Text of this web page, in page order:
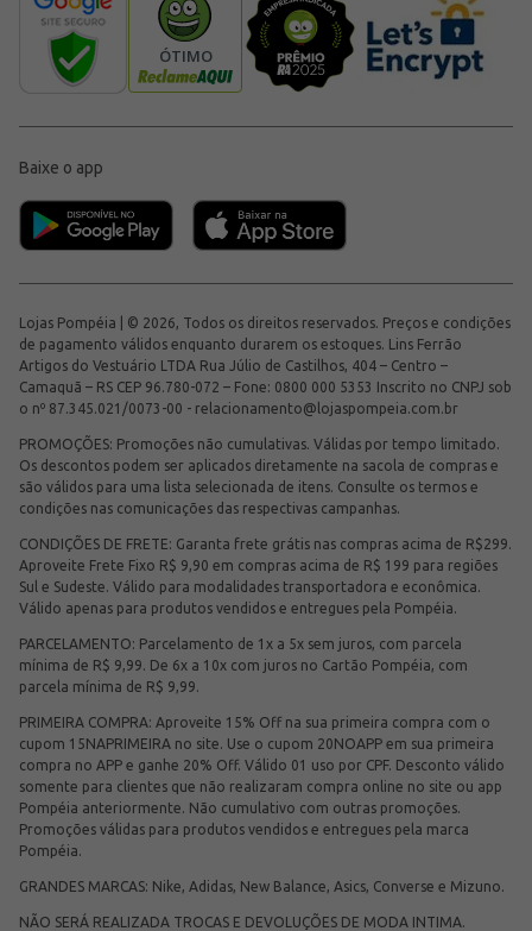
Baixe o app
Lojas Pompéia | © 2026, Todos os direitos reservados. Preços e condições
de pagamento válidos enquanto durarem os estoques. Lins Ferrão
Artigos do Vestuário LTDA Rua Júlio de Castilhos, 404 – Centro –
Camaquã – RS CEP 96.780-072 – Fone: 0800 000 5353 Inscrito no CNPJ sob
o nº 87.345.021/0073-00 - relacionamento@lojaspompeia.com.br
PROMOÇÕES: Promoções não cumulativas. Válidas por tempo limitado.
Os descontos podem ser aplicados diretamente na sacola de compras e
são válidos para uma lista selecionada de itens. Consulte os termos e
condições nas comunicações das respectivas campanhas.
CONDIÇÕES DE FRETE: Garanta frete grátis nas compras acima de R$299.
Aproveite Frete Fixo R$ 9,90 em compras acima de R$ 199 para regiões
Sul e Sudeste. Válido para modalidades transportadora e econômica.
Válido apenas para produtos vendidos e entregues pela Pompéia.
PARCELAMENTO: Parcelamento de 1x a 5x sem juros, com parcela
mínima de R$ 9,99. De 6x a 10x com juros no Cartão Pompéia, com
parcela mínima de R$ 9,99.
PRIMEIRA COMPRA: Aproveite 15% Off na sua primeira compra com o
cupom 15NAPRIMEIRA no site. Use o cupom 20NOAPP em sua primeira
compra no APP e ganhe 20% Off. Válido 01 uso por CPF. Desconto válido
somente para clientes que não realizaram compra online no site ou app
Pompéia anteriormente. Não cumulativo com outras promoções.
Promoções válidas para produtos vendidos e entregues pela marca
Pompéia.
GRANDES MARCAS: Nike, Adidas, New Balance, Asics, Converse e Mizuno.
NÃO SERÁ REALIZADA TROCAS E DEVOLUÇÕES DE MODA INTIMA.